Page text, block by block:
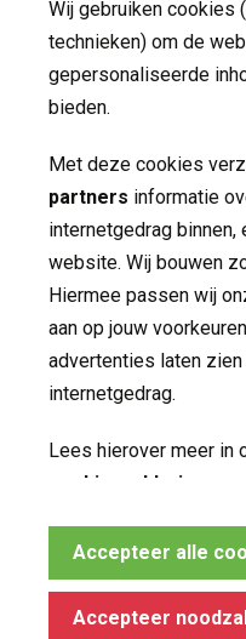
Wij gebruiken cookies
technieken) om de
gepersonaliseerde
bieden.
Met deze cookies
partners informatie
internetgedrag
website. Wij bouwen
Hiermee passen wij
aan op jouw
advertenties laten
internetgedrag.
Lees hierover meer in
cookieverklaring
Noodzakelijke
van de website en
Accepteer alle
Accepteer
Nieuws
Contact
Volg ons op
Privacy